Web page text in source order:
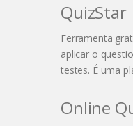
QuizStar
Ferramenta
aplicar o
testes. É uma
Online